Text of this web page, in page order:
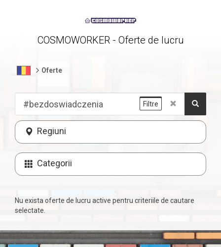
COSMOWORKER - Oferte de lucru
Oferte
Regiuni
Categorii
Filtre
Nu exista oferte de lucru active pentru criteriile de cautare
selectate.